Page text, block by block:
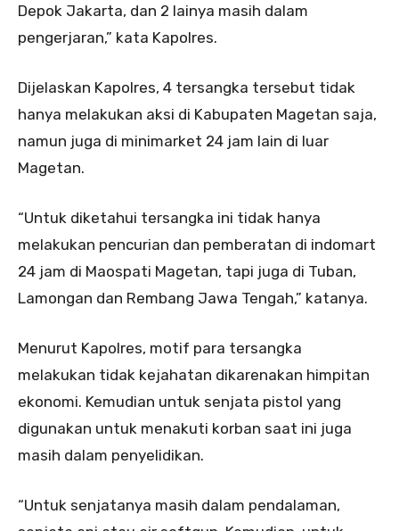
Depok Jakarta, dan 2 lainya masih dalam
pengerjaran,” kata Kapolres.
Dijelaskan Kapolres, 4 tersangka tersebut tidak
hanya melakukan aksi di Kabupaten Magetan saja,
namun juga di minimarket 24 jam lain di luar
Magetan.
“Untuk diketahui tersangka ini tidak hanya
melakukan pencurian dan pemberatan di indomart
24 jam di Maospati Magetan, tapi juga di Tuban,
Lamongan dan Rembang Jawa Tengah,” katanya.
Menurut Kapolres, motif para tersangka
melakukan tidak kejahatan dikarenakan himpitan
ekonomi. Kemudian untuk senjata pistol yang
digunakan untuk menakuti korban saat ini juga
masih dalam penyelidikan.
“Untuk senjatanya masih dalam pendalaman,